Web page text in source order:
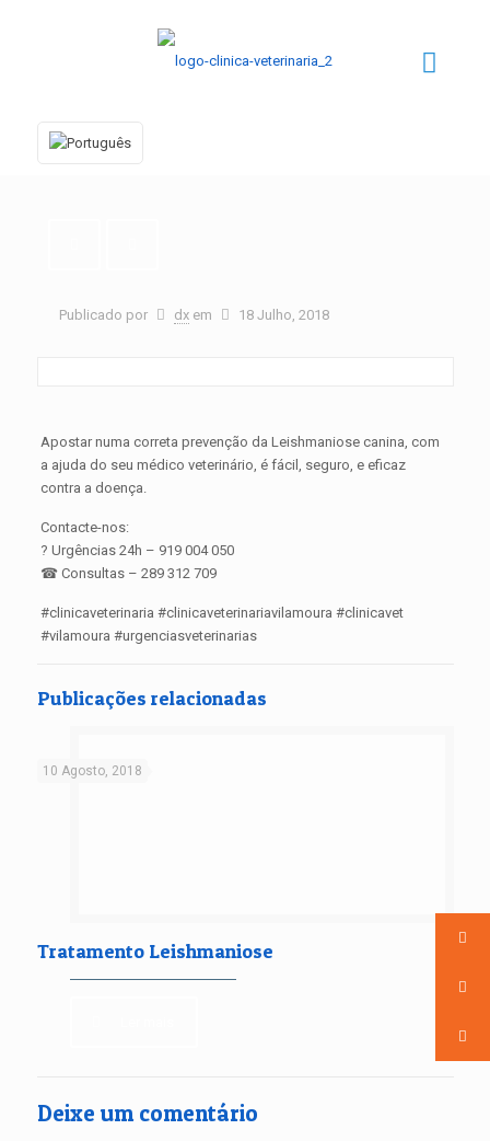
Publicado por dx em 18 Julho, 2018
Apostar numa correta prevenção da Leishmaniose canina, com
a ajuda do seu médico veterinário, é fácil, seguro, e eficaz
contra a doença.
Contacte-nos:
? Urgências 24h – 919 004 050
☎ Consultas – 289 312 709
#clinicaveterinaria #clinicaveterinariavilamoura #clinicavet
#vilamoura #urgenciasveterinarias
Publicações relacionadas
10 Agosto, 2018
Tratamento Leishmaniose
Deixe um comentário